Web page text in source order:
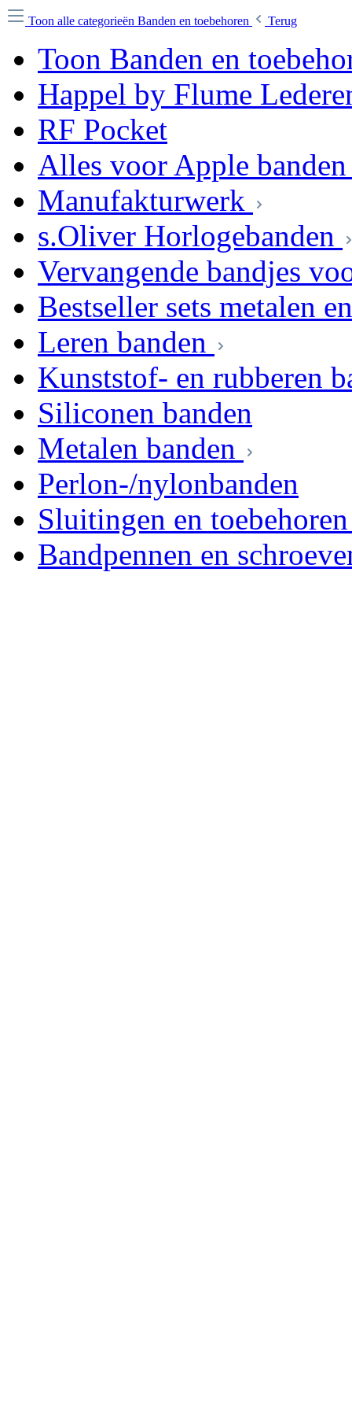
Toon alle categorieën Banden en toebehoren Terug
Toon Banden en
Happel by Flume
RF Pocket
Alles voor Apple banden
Manufakturwerk
s.Oliver Horlogebanden
Vervangende bandjes
Bestseller sets metalen
Leren banden
Kunststof- en rubberen
Siliconen banden
Metalen banden
Perlon-/nylonbanden
Sluitingen en toebehoren
Bandpennen en